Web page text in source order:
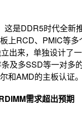
这是DDR5时代全新
上RCD、PMIC等
出来，单独设计了
及多SSD等一对多
和AMD的主板认证。
需求超出预期